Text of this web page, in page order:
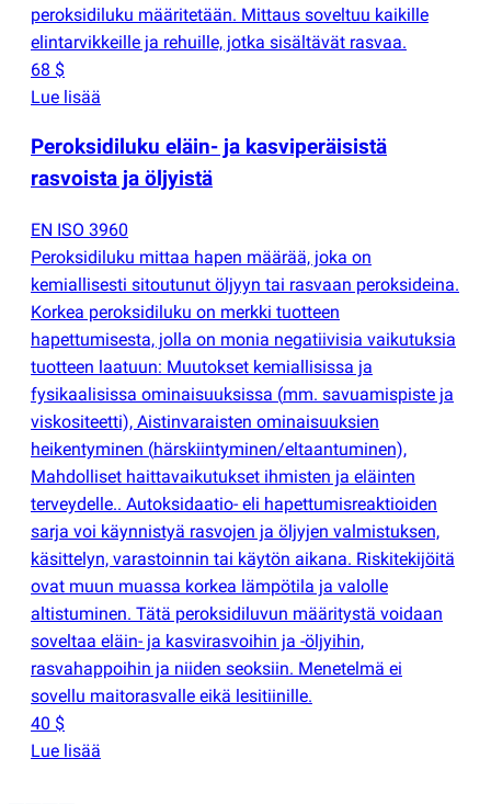
peroksidiluku määritetään. Mittaus soveltuu kaikille
elintarvikkeille ja rehuille, jotka sisältävät rasvaa.
68 $
Lue lisää
Peroksidiluku eläin- ja kasviperäisistä
rasvoista ja öljyistä
EN ISO 3960
Peroksidiluku mittaa hapen määrää, joka on
kemiallisesti sitoutunut öljyyn tai rasvaan peroksideina.
Korkea peroksidiluku on merkki tuotteen
hapettumisesta, jolla on monia negatiivisia vaikutuksia
tuotteen laatuun: Muutokset kemiallisissa ja
fysikaalisissa ominaisuuksissa (mm. savuamispiste ja
viskositeetti), Aistinvaraisten ominaisuuksien
heikentyminen (härskiintyminen/eltaantuminen),
Mahdolliset haittavaikutukset ihmisten ja eläinten
terveydelle.. Autoksidaatio- eli hapettumisreaktioiden
sarja voi käynnistyä rasvojen ja öljyjen valmistuksen,
käsittelyn, varastoinnin tai käytön aikana. Riskitekijöitä
ovat muun muassa korkea lämpötila ja valolle
altistuminen. Tätä peroksidiluvun määritystä voidaan
soveltaa eläin- ja kasvirasvoihin ja -öljyihin,
rasvahappoihin ja niiden seoksiin. Menetelmä ei
sovellu maitorasvalle eikä lesitiinille.
40 $
Lue lisää